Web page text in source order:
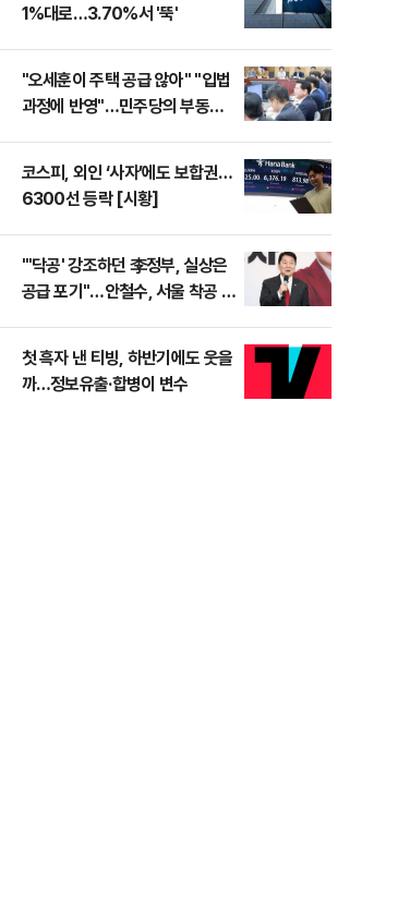
1%대로…3.70%서 '뚝'
"오세훈이 주택 공급 않아" "입법
과정에 반영"…민주당의 부동산
코스피, 외인 ‘사자’에도 보합권…
6300선 등락 [시황]
"'닥공' 강조하던 李정부, 실상은
공급 포기"…안철수, 서울 착공 실
첫 흑자 낸 티빙, 하반기에도 웃을
까…정보유출·합병이 변수